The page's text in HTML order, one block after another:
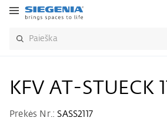
KFV AT-STUECK
Prekės Nr.: SASS2117